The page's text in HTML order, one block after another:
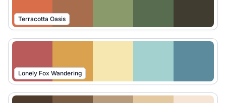
Terracotta Oasis
Lonely Fox Wandering